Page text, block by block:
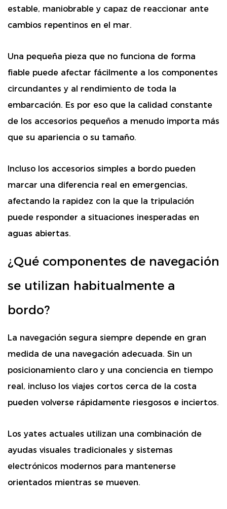
estable, maniobrable y capaz de reaccionar ante
cambios repentinos en el mar.
Una pequeña pieza que no funciona de forma
fiable puede afectar fácilmente a los componentes
circundantes y al rendimiento de toda la
embarcación. Es por eso que la calidad constante
de los accesorios pequeños a menudo importa más
que su apariencia o su tamaño.
Incluso los accesorios simples a bordo pueden
marcar una diferencia real en emergencias,
afectando la rapidez con la que la tripulación
puede responder a situaciones inesperadas en
aguas abiertas.
¿Qué componentes de navegación
se utilizan habitualmente a
bordo?
La navegación segura siempre depende en gran
medida de una navegación adecuada. Sin un
posicionamiento claro y una conciencia en tiempo
real, incluso los viajes cortos cerca de la costa
pueden volverse rápidamente riesgosos e inciertos.
Los yates actuales utilizan una combinación de
ayudas visuales tradicionales y sistemas
electrónicos modernos para mantenerse
orientados mientras se mueven.